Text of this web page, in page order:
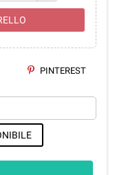
PINTEREST